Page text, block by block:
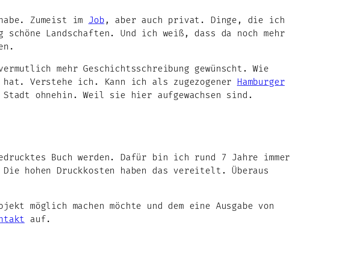
Zumeist im Job , aber auch privat. Dinge, die ich
Landschaften. Und ich weiß, dass da noch mehr
mehr Geschichtsschreibung gewünscht. Wie
hat. Verstehe ich. Kann ich als zugezogener Hamburger
ohnehin. Weil sie hier aufgewachsen sind.
Buch werden. Dafür bin ich rund 7 Jahre immer
hohen Druckkosten haben das vereitelt. Überaus
machen möchte und dem eine Ausgabe von
auf.